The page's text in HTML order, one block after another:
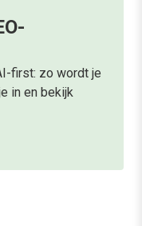
first: zo wordt je
in en bekijk